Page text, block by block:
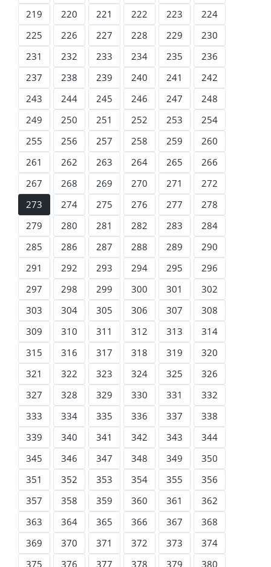
219
220 221 222 223
224
225
226 227 228 229
230
231
232 233 234 235
236
237
238 239 240 241
242
243
244 245 246 247
248
249
250 251 252 253
254
255
256 257 258 259
260
261
262 263 264 265
266
267
268 269 270 271
272
273
274 275 276 277
278
279
280 281 282 283
284
285
286 287 288 289
290
291
292 293 294 295
296
297
298 299 300 301
302
303
304 305 306 307
308
309
310 311 312 313
314
315
316 317 318 319
320
321
322 323 324 325
326
327
328 329 330 331
332
333
334 335 336 337
338
339
340 341 342 343
344
345
346 347 348 349
350
351
352 353 354 355
356
357
358 359 360 361
362
363
364 365 366 367
368
369
370 371 372 373
374
375
376 377 378 379 380